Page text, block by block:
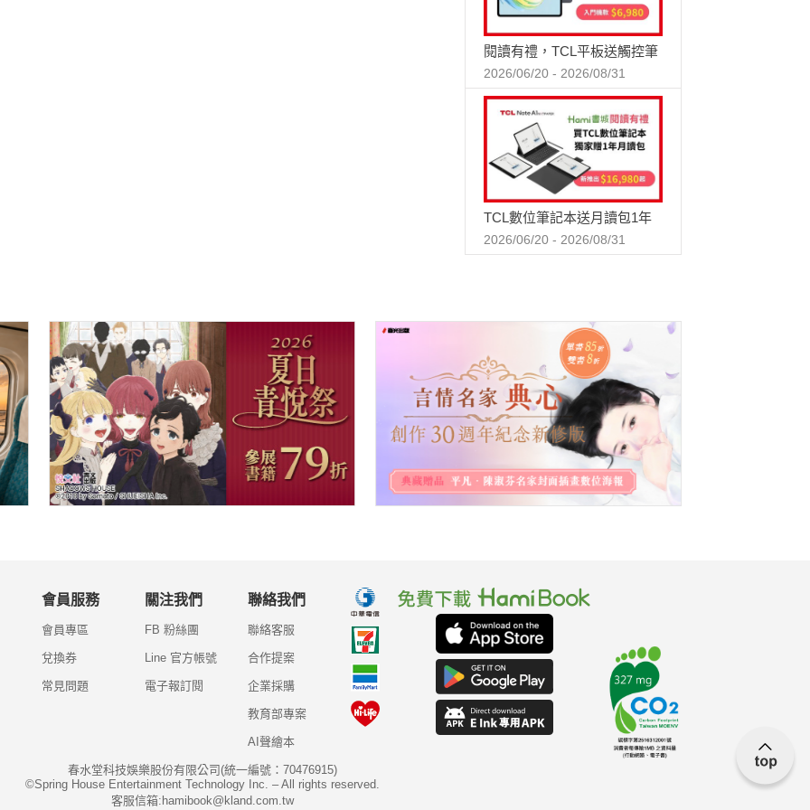
閱讀有禮，TCL平板送觸控筆
2026/06/20 - 2026/08/31
TCL數位筆記本送月讀包1年
2026/06/20 - 2026/08/31
會員服務
會員專區
兌換券
常見問題
關注我們
FB 粉絲團
Line 官方帳號
電子報訂閱
聯絡我們
聯絡客服
合作提案
企業採購
教育部專案
AI聲繪本
春水堂科技娛樂股份有限公司(統一編號：70476915)
©Spring House Entertainment Technology Inc. – All rights reserved.
客服信箱:hamibook@kland.com.tw